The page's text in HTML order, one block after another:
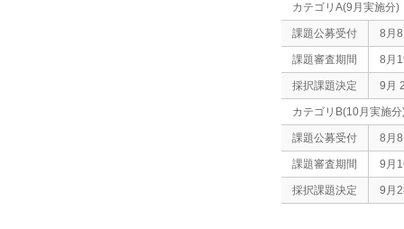
カテゴリA(9月実施分)
課題公募受付 8月
課題審査期間 8月
採択課題決定 9月
カテゴリB(10月実施分
課題公募受付 8月
課題審査期間 9月
採択課題決定 9月